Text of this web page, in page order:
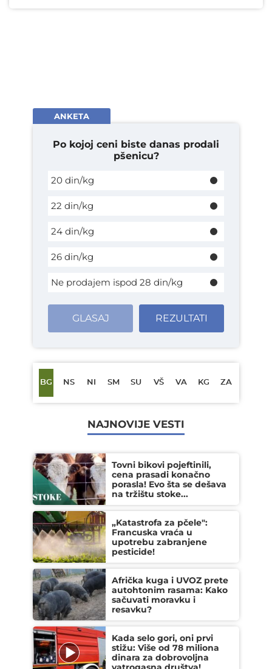
ANKETA
Po kojoj ceni biste danas prodali
pšenicu?
20 din/kg
22 din/kg
24 din/kg
26 din/kg
Ne prodajem ispod 28 din/kg
GLASAJ REZULTATI
BG NS NI SM SU VŠ VA KG ZA
NAJNOVIJE VESTI
Tovni bikovi pojeftinili,
cena prasadi konačno
porasla! Evo šta se dešava
na tržištu stoke...
„Katastrofa za pčele":
Francuska vraća u
upotrebu zabranjene
pesticide!
Afrička kuga i UVOZ prete
autohtonim rasama: Kako
sačuvati moravku i
resavku?
Kada selo gori, oni prvi
stižu: Više od 78 miliona
dinara za dobrovoljna